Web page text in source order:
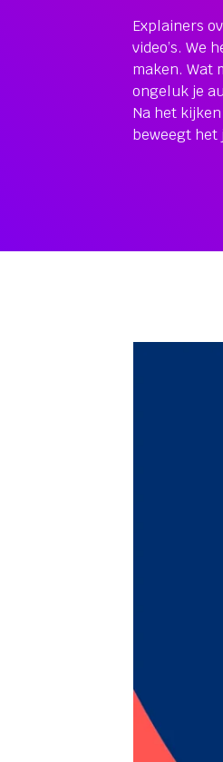
Explainers
video’s. We
maken. Wat
ongeluk je
Na het
beweegt het